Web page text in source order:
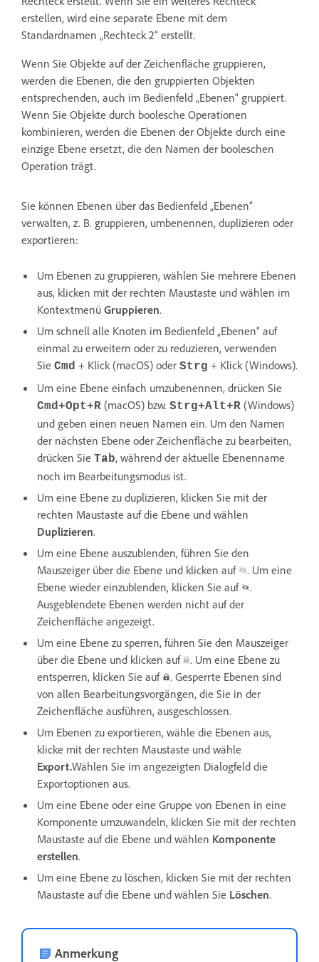
erstellen, wird eine separate Ebene mit dem
Standardnamen „Rechteck 2“ erstellt.
Wenn Sie Objekte auf der Zeichenfläche gruppieren,
werden die Ebenen, die den gruppierten Objekten
entsprechenden, auch im Bedienfeld „Ebenen“ gruppiert.
Wenn Sie Objekte durch boolesche Operationen
kombinieren, werden die Ebenen der Objekte durch eine
einzige Ebene ersetzt, die den Namen der booleschen
Operation trägt.
Sie können Ebenen über das Bedienfeld „Ebenen“
verwalten, z. B. gruppieren, umbenennen, duplizieren oder
exportieren:
Um Ebenen zu gruppieren, wählen Sie mehrere Ebenen
aus, klicken mit der rechten Maustaste und wählen im
Kontextmenü Gruppieren.
Um schnell alle Knoten im Bedienfeld „Ebenen“ auf
einmal zu erweitern oder zu reduzieren, verwenden
Sie Cmd + Klick (macOS) oder Strg + Klick (Windows).
Um eine Ebene einfach umzubenennen, drücken Sie
Cmd+Opt+R (macOS) bzw. Strg+Alt+R (Windows)
und geben einen neuen Namen ein. Um den Namen
der nächsten Ebene oder Zeichenfläche zu bearbeiten,
drücken Sie Tab, während der aktuelle Ebenenname
noch im Bearbeitungsmodus ist.
Um eine Ebene zu duplizieren, klicken Sie mit der
rechten Maustaste auf die Ebene und wählen
Duplizieren.
Um eine Ebene auszublenden, führen Sie den
Mauszeiger über die Ebene und klicken auf
. Um eine
Ebene wieder einzublenden, klicken Sie auf
.
Ausgeblendete Ebenen werden nicht auf der
Zeichenfläche angezeigt.
Um eine Ebene zu sperren, führen Sie den Mauszeiger
über die Ebene und klicken auf
. Um eine Ebene zu
entsperren, klicken Sie auf
. Gesperrte Ebenen sind
von allen Bearbeitungsvorgängen, die Sie in der
Zeichenfläche ausführen, ausgeschlossen.
Um Ebenen zu exportieren, wähle die Ebenen aus,
klicke mit der rechten Maustaste und wähle
Export.Wählen Sie im angezeigten Dialogfeld die
Exportoptionen aus.
Um eine Ebene oder eine Gruppe von Ebenen in eine
Komponente umzuwandeln, klicken Sie mit der rechten
Maustaste auf die Ebene und wählen Komponente
erstellen.
Um eine Ebene zu löschen, klicken Sie mit der rechten
Maustaste auf die Ebene und wählen Sie Löschen.
Anmerkung